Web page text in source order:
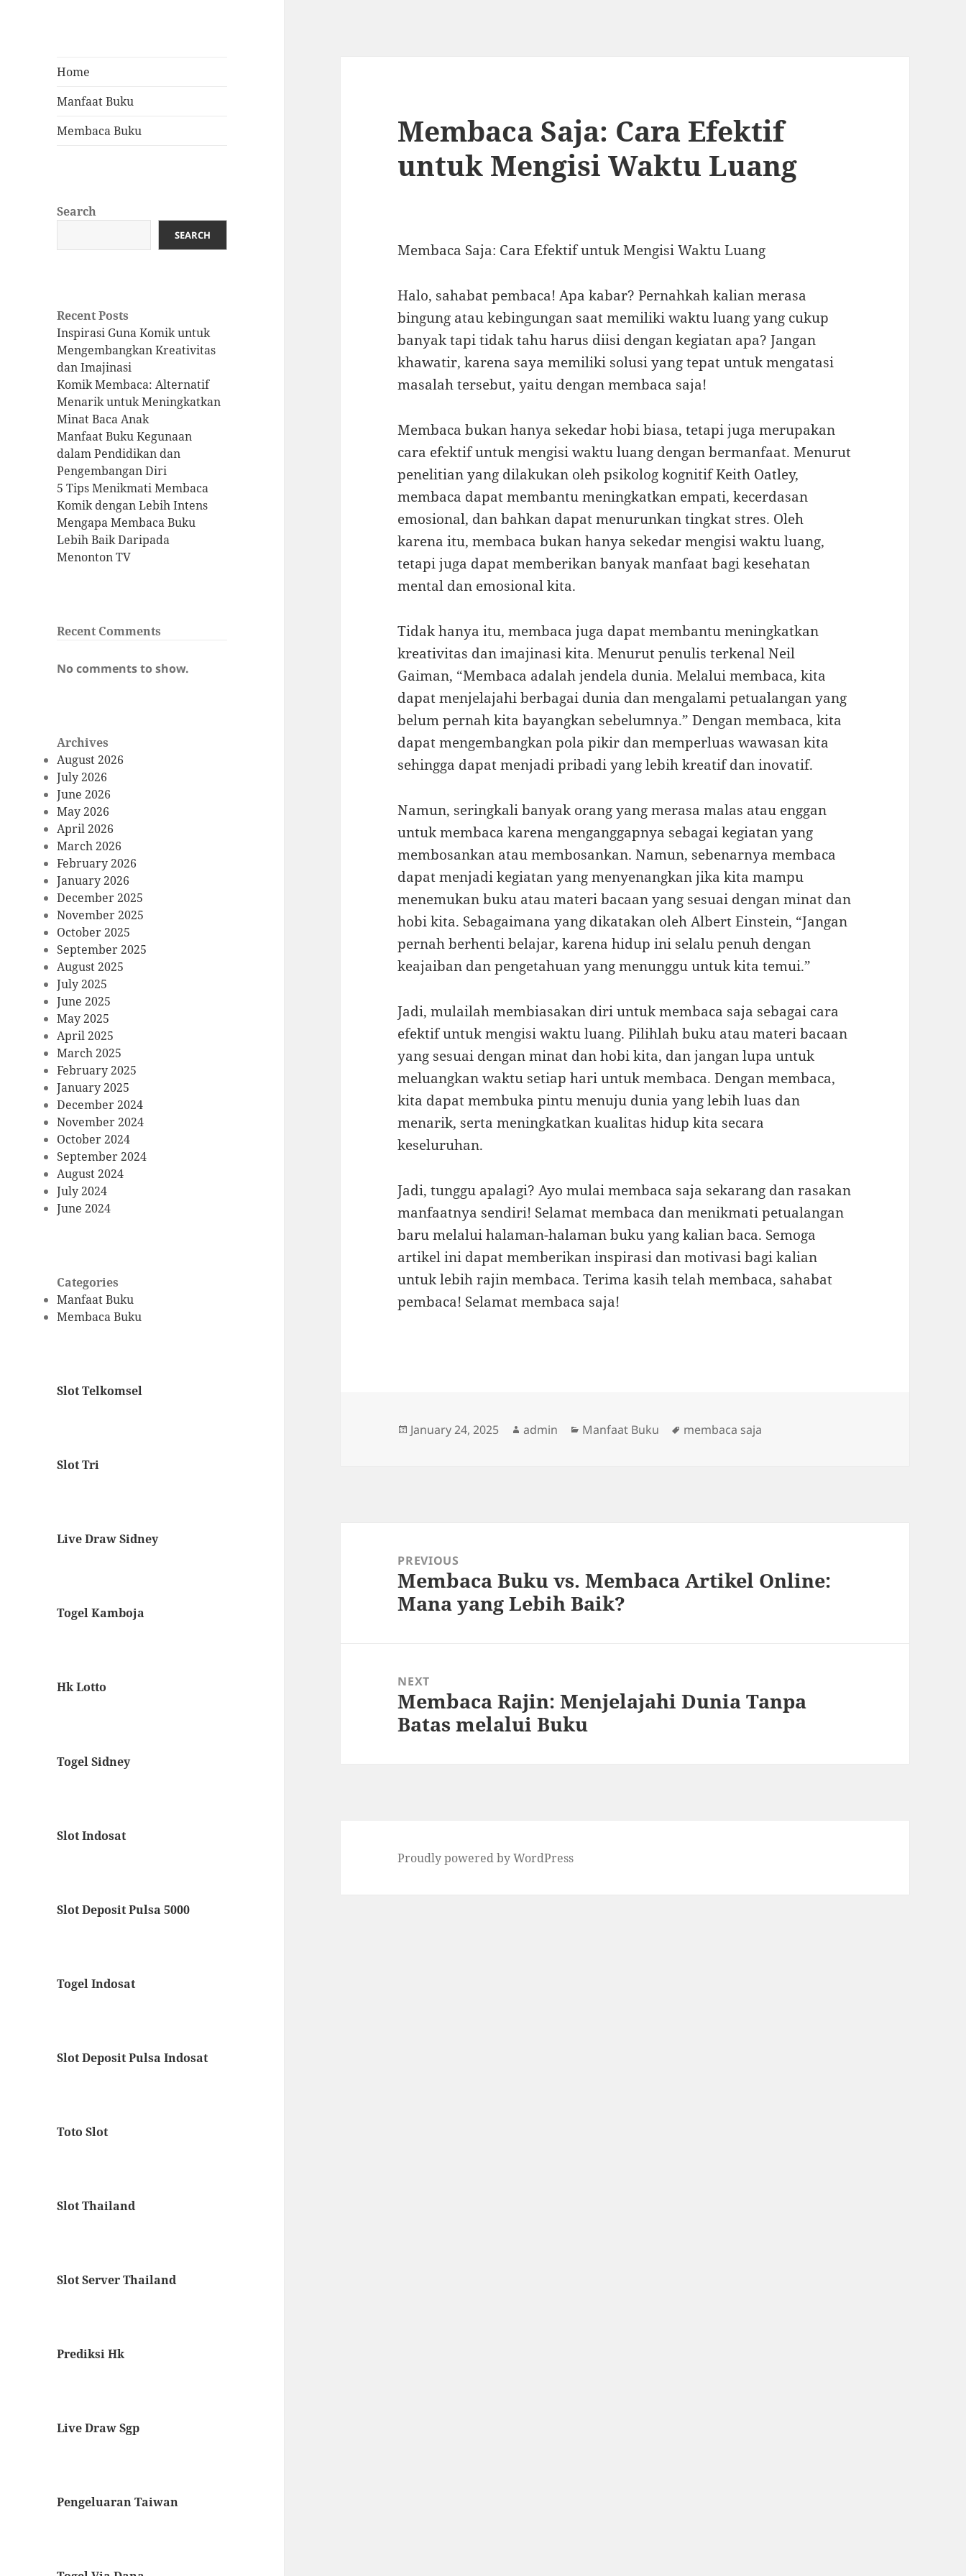
Home
Manfaat Buku
Membaca Buku
Search
SEARCH
Recent Posts
Inspirasi Guna Komik untuk
Mengembangkan Kreativitas
dan Imajinasi
Komik Membaca: Alternatif
Menarik untuk Meningkatkan
Minat Baca Anak
Manfaat Buku Kegunaan
dalam Pendidikan dan
Pengembangan Diri
5 Tips Menikmati Membaca
Komik dengan Lebih Intens
Mengapa Membaca Buku
Lebih Baik Daripada
Menonton TV
Recent Comments
No comments to show.
Archives
August 2026
July 2026
June 2026
May 2026
April 2026
March 2026
February 2026
January 2026
December 2025
November 2025
October 2025
September 2025
August 2025
July 2025
June 2025
May 2025
April 2025
March 2025
February 2025
January 2025
December 2024
November 2024
October 2024
September 2024
August 2024
July 2024
June 2024
Categories
Manfaat Buku
Membaca Buku
Slot Telkomsel
Slot Tri
Live Draw Sidney
Togel Kamboja
Hk Lotto
Togel Sidney
Slot Indosat
Slot Deposit Pulsa 5000
Togel Indosat
Slot Deposit Pulsa Indosat
Toto Slot
Slot Thailand
Slot Server Thailand
Prediksi Hk
Live Draw Sgp
Pengeluaran Taiwan
Membaca Saja: Cara Efektif
untuk Mengisi Waktu Luang
Membaca Saja: Cara Efektif untuk Mengisi Waktu Luang
Halo, sahabat pembaca! Apa kabar? Pernahkah kalian merasa
bingung atau kebingungan saat memiliki waktu luang yang cukup
banyak tapi tidak tahu harus diisi dengan kegiatan apa? Jangan
khawatir, karena saya memiliki solusi yang tepat untuk mengatasi
masalah tersebut, yaitu dengan membaca saja!
Membaca bukan hanya sekedar hobi biasa, tetapi juga merupakan
cara efektif untuk mengisi waktu luang dengan bermanfaat. Menurut
penelitian yang dilakukan oleh psikolog kognitif Keith Oatley,
membaca dapat membantu meningkatkan empati, kecerdasan
emosional, dan bahkan dapat menurunkan tingkat stres. Oleh
karena itu, membaca bukan hanya sekedar mengisi waktu luang,
tetapi juga dapat memberikan banyak manfaat bagi kesehatan
mental dan emosional kita.
Tidak hanya itu, membaca juga dapat membantu meningkatkan
kreativitas dan imajinasi kita. Menurut penulis terkenal Neil
Gaiman, “Membaca adalah jendela dunia. Melalui membaca, kita
dapat menjelajahi berbagai dunia dan mengalami petualangan yang
belum pernah kita bayangkan sebelumnya.” Dengan membaca, kita
dapat mengembangkan pola pikir dan memperluas wawasan kita
sehingga dapat menjadi pribadi yang lebih kreatif dan inovatif.
Namun, seringkali banyak orang yang merasa malas atau enggan
untuk membaca karena menganggapnya sebagai kegiatan yang
membosankan atau membosankan. Namun, sebenarnya membaca
dapat menjadi kegiatan yang menyenangkan jika kita mampu
menemukan buku atau materi bacaan yang sesuai dengan minat dan
hobi kita. Sebagaimana yang dikatakan oleh Albert Einstein, “Jangan
pernah berhenti belajar, karena hidup ini selalu penuh dengan
keajaiban dan pengetahuan yang menunggu untuk kita temui.”
Jadi, mulailah membiasakan diri untuk membaca saja sebagai cara
efektif untuk mengisi waktu luang. Pilihlah buku atau materi bacaan
yang sesuai dengan minat dan hobi kita, dan jangan lupa untuk
meluangkan waktu setiap hari untuk membaca. Dengan membaca,
kita dapat membuka pintu menuju dunia yang lebih luas dan
menarik, serta meningkatkan kualitas hidup kita secara
keseluruhan.
Jadi, tunggu apalagi? Ayo mulai membaca saja sekarang dan rasakan
manfaatnya sendiri! Selamat membaca dan menikmati petualangan
baru melalui halaman-halaman buku yang kalian baca. Semoga
artikel ini dapat memberikan inspirasi dan motivasi bagi kalian
untuk lebih rajin membaca. Terima kasih telah membaca, sahabat
pembaca! Selamat membaca saja!
Posted
January 24, 2025 Author
admin Categories
Manfaat Buku Tags
membaca saja
navigationPREVIOUS
Previous
post:
Membaca Buku vs. Membaca Artikel Online:
Mana yang Lebih Baik?
NEXT
Next
post:
Membaca Rajin: Menjelajahi Dunia Tanpa
Batas melalui Buku
Proudly powered by WordPress